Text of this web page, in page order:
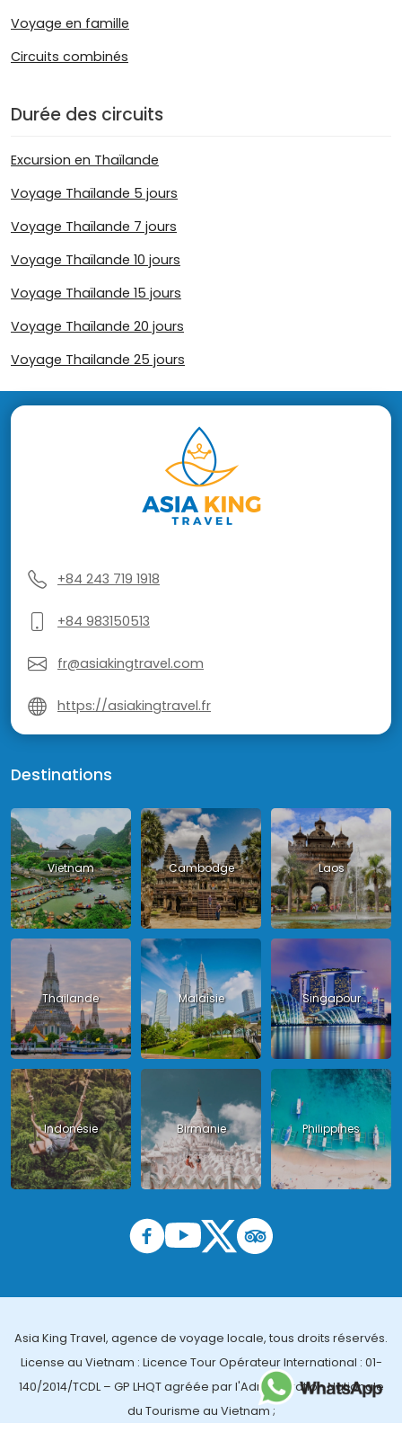
Voyage en famille
Circuits combinés
Durée des circuits
Excursion en Thaïlande
Voyage Thaïlande 5 jours
Voyage Thaïlande 7 jours
Voyage Thaïlande 10 jours
Voyage Thaïlande 15 jours
Voyage Thaïlande 20 jours
Voyage Thailande 25 jours
+84 243 719 1918
+84 983150513
fr@asiakingtravel.com
https://asiakingtravel.fr
Destinations
Vietnam Cambodge Laos
Thailande Malaisie Singapour
Indonésie Birmanie Philippines
Asia King Travel, agence de voyage locale, tous droits réservés.
License au Vietnam : Licence Tour Opérateur International : 01-
140/2014/TCDL – GP LHQT agréée par l'Administration Nationale
du Tourisme au Vietnam ;